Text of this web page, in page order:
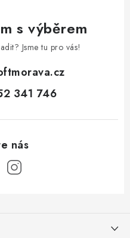
s výběrem
Jsme tu pro vás!
341 746